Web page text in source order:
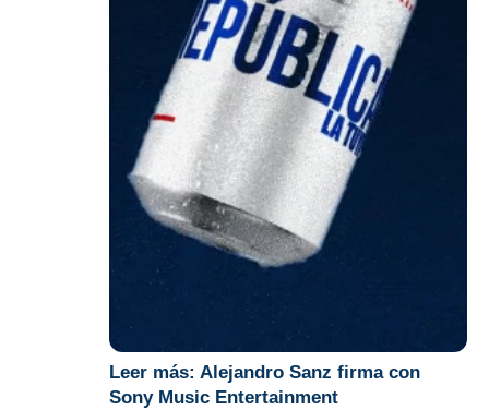
Leer más: Alejandro Sanz firma con
Sony Music Entertainment